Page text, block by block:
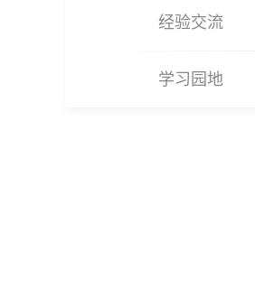
经验交流
学习园地